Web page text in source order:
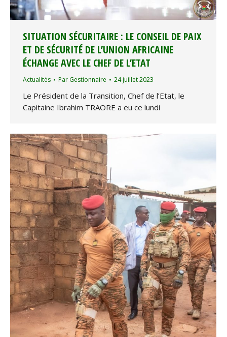
SITUATION SÉCURITAIRE : LE CONSEIL DE PAIX
ET DE SÉCURITÉ DE L’UNION AFRICAINE
ÉCHANGE AVEC LE CHEF DE L’ETAT
Actualités Par Gestionnaire 24 juillet 2023
Le Président de la Transition, Chef de l’Etat, le
Capitaine Ibrahim TRAORE a eu ce lundi